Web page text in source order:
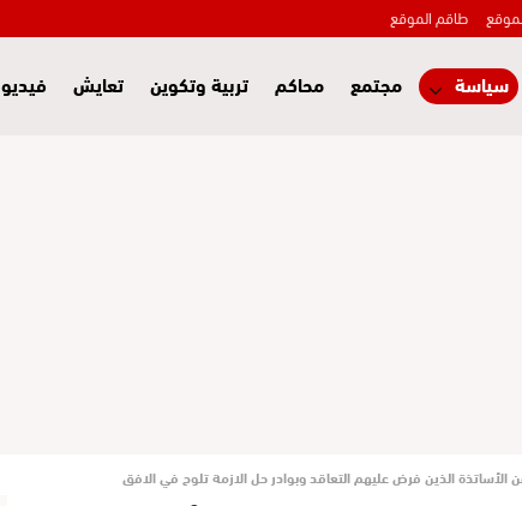
طاقم الموقع
سياسة مجتمع محاكم تربية وتكوين تعايش فيديو
الأساتذة الذين فرض عليهم التعاقد وبوادر حل الازمة تلوح في الافق